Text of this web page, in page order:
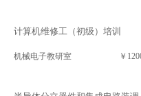
计算机维修工（初级）培训
机械电子教研室 ￥